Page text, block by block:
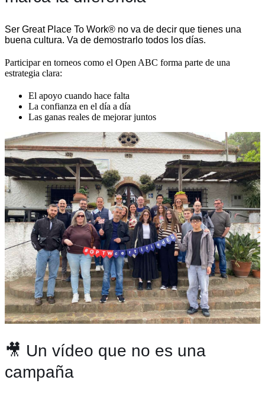
Ser Great Place To Work® no va de decir que tienes una
buena cultura. Va de demostrarlo todos los días.
Participar en torneos como el Open ABC forma parte de una
estrategia clara:
El apoyo cuando hace falta
La confianza en el día a día
Las ganas reales de mejorar juntos
🎥 Un vídeo que no es una
campaña